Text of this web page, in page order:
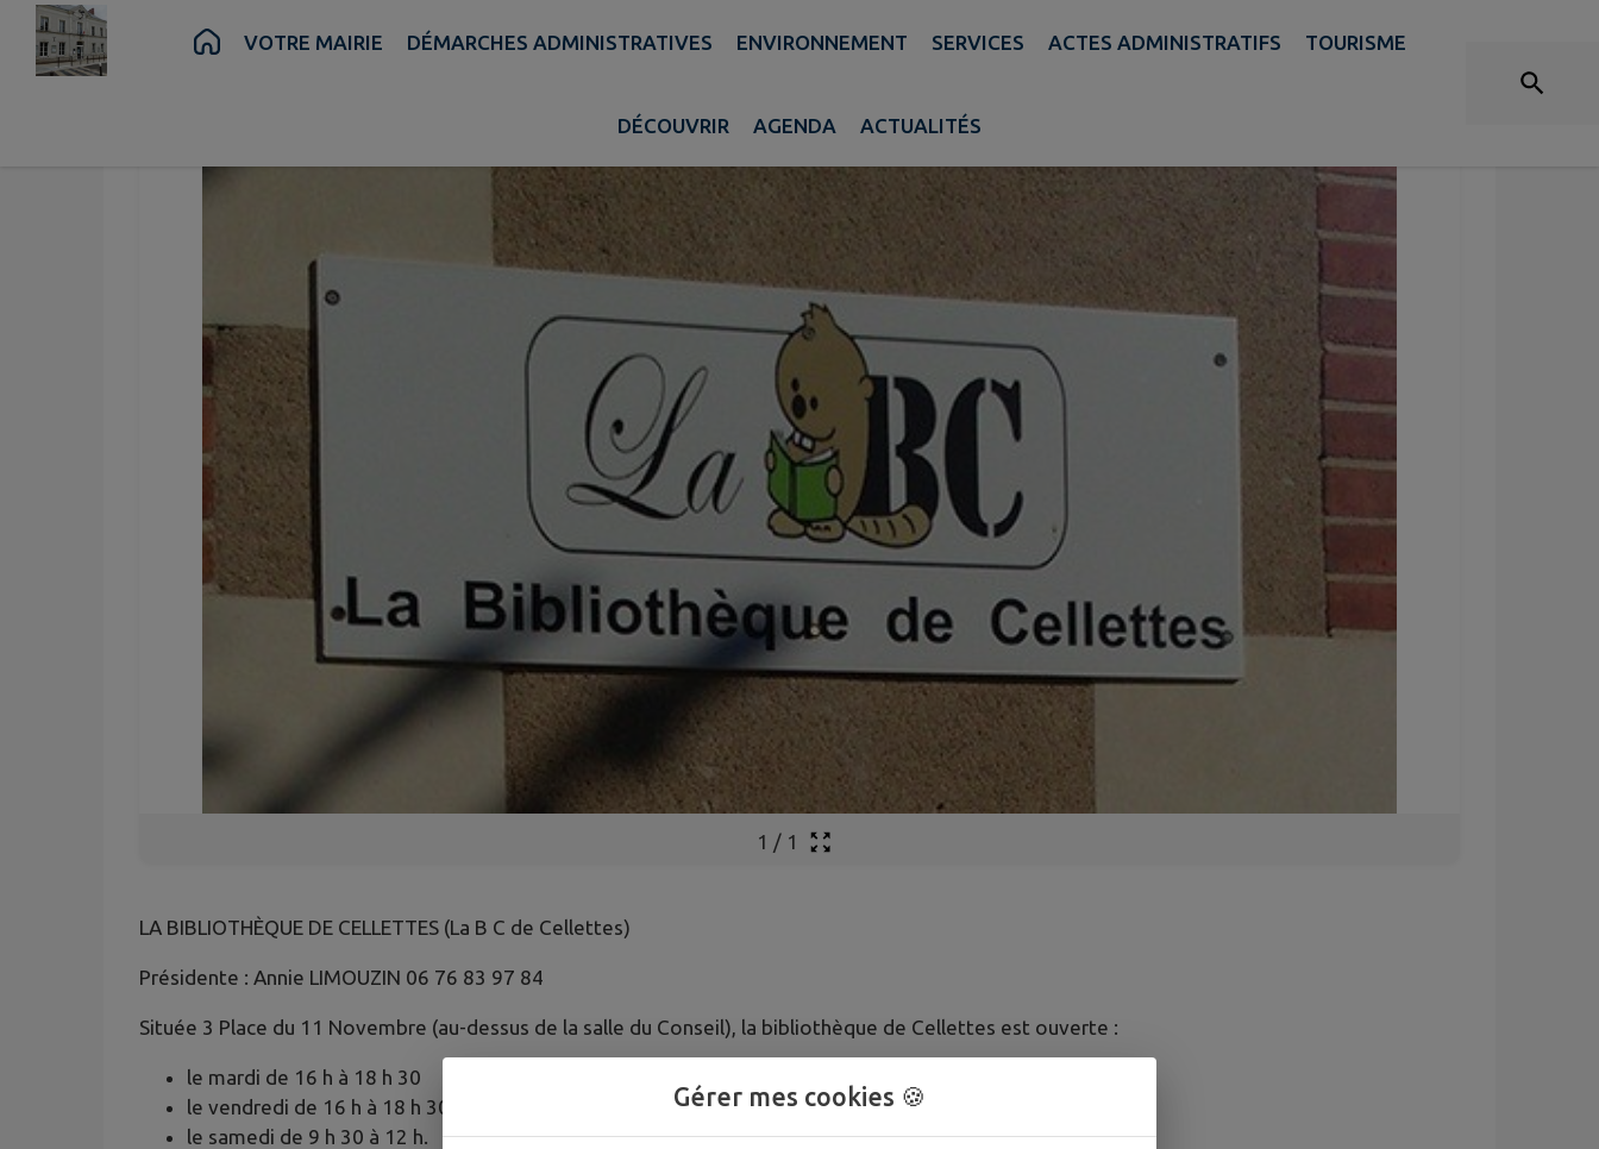
Contenu Menu Recherche Pied de page
VOTRE MAIRIE DÉMARCHES ADMINISTRATIVES ENVIRONNEMENT SERVICES ACTES ADMINISTRATIFS TOURISME
DÉCOUVRIR AGENDA ACTUALITÉS
1 / 1
LA BIBLIOTHÈQUE DE CELLETTES (La B C de Cellettes)
Présidente : Annie LIMOUZIN 06 76 83 97 84
Située 3 Place du 11 Novembre (au-dessus de la salle du Conseil), la bibliothèque de Cellettes est ouverte :
le mardi de 16 h à 18 h 30
le vendredi de 16 h à 18 h 30
le samedi de 9 h 30 à 12 h.
Gérer mes cookies 🍪